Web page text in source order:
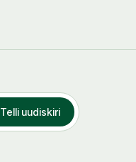
Telli uudiskiri